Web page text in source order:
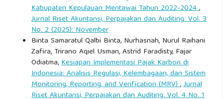
Kabupaten Kepulauan Mentawai Tahun 2022-2024,
Jurnal Riset Akuntansi, Perpajakan dan Auditing: Vol. 3
No. 2 (2025): November
Binta Samaratul Qalbi Binta, Nurhasnah, Nurul Raihani
Zafira, Trirano Aqiel Usman, Astrid Faradisty, Fajar
Odiatma,Kesiapan Implementasi Pajak Karbon di
Indonesia: Analisis Regulasi, Kelembagaan, dan Sistem
Monitoring, Reporting, and Verification (MRV),Jurnal
Riset Akuntansi, Perpajakan dan Auditing: Vol. 4 No. 1